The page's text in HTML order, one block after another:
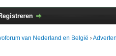
van Nederland en België ›